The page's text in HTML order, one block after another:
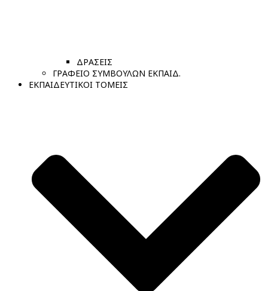
ΔΡΑΣΕΙΣ
ΓΡΑΦΕΙΟ ΣΥΜΒΟΥΛΩΝ ΕΚΠΑΙΔ.
ΕΚΠΑΙΔΕΥΤΙΚΟΙ ΤΟΜΕΙΣ